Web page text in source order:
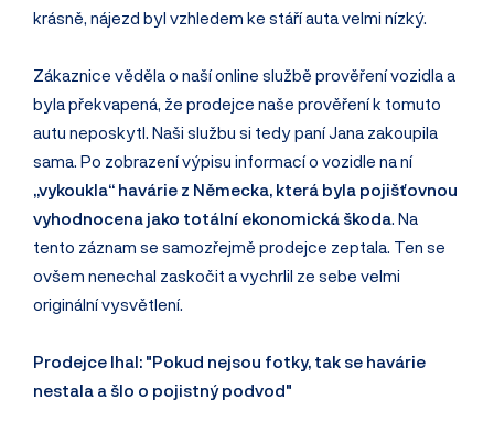
krásně, nájezd byl vzhledem ke stáří auta velmi nízký.
Zákaznice věděla o naší online službě prověření vozidla a
byla překvapená, že prodejce naše prověření k tomuto
autu neposkytl. Naši službu si tedy paní Jana zakoupila
sama. Po zobrazení výpisu informací o vozidle na ní
„vykoukla“ havárie z Německa, která byla pojišťovnou
vyhodnocena jako totální ekonomická škoda. Na
tento záznam se samozřejmě prodejce zeptala. Ten se
ovšem nenechal zaskočit a vychrlil ze sebe velmi
originální vysvětlení.
Prodejce lhal: "Pokud nejsou fotky, tak se havárie
nestala a šlo o pojistný podvod"